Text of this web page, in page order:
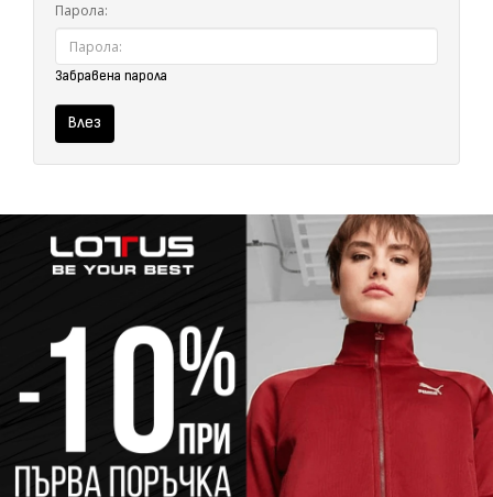
Парола:
Забравена парола